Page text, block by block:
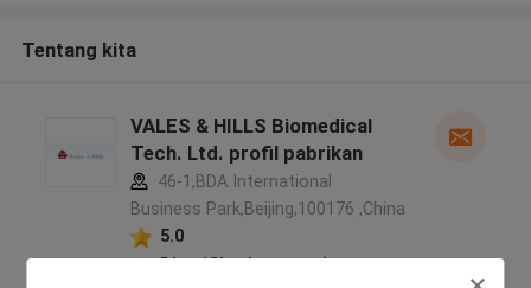
Tentang kita
VALES & HILLS Biomedical
Tech. Ltd. profil pabrikan
46-1,BDA International
Business Park,Beijing,100176 ,China
5.0
Diverifikasi pemasok